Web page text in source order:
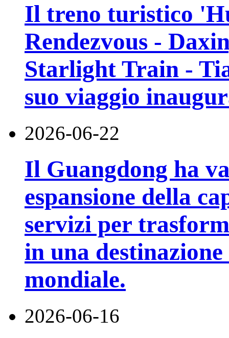
Il treno turistico
Rendezvous -
Starlight Train -
suo viaggio
2026-06-22
Il Guangdong ha
espansione della
servizi per
in una
mondiale.
2026-06-16